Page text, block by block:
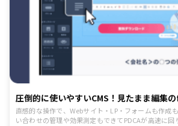
圧倒的に使いやすいCMS！見たまま編集
直感的な操作で、Webサイト・LP・フォームも作成
い合わせの管理や効果測定もできてPDCAが高速に回